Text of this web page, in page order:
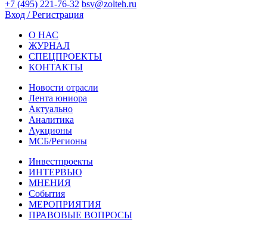
+7 (495) 221-76-32 bsv@zolteh.ru
Вход / Регистрация
О НАС
ЖУРНАЛ
СПЕЦПРОЕКТЫ
КОНТАКТЫ
Новости отрасли
Лента юниора
Актуально
Аналитика
Аукционы
МСБ/Регионы
Инвестпроекты
ИНТЕРВЬЮ
МНЕНИЯ
События
МЕРОПРИЯТИЯ
ПРАВОВЫЕ ВОПРОСЫ